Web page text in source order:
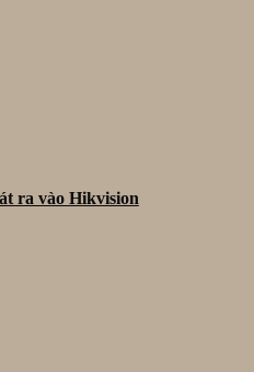
ra vào Hikvision